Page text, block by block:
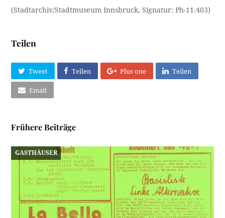
(Stadtarchiv/Stadtmuseum Innsbruck, Signatur: Ph-11.403)
Teilen
Tweet Teilen Plus one Teilen
Email
Frühere Beiträge
GASTHÄUSER